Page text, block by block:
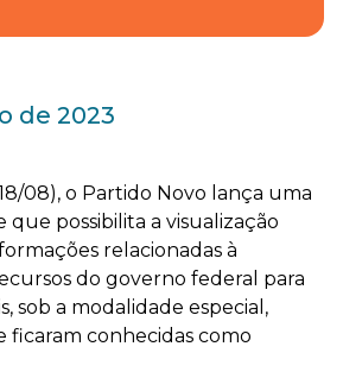
de 2023
08), o Partido Novo lança uma
possibilita a visualização
relacionadas à
do governo federal para
sob a modalidade especial,
ficaram conhecidas como